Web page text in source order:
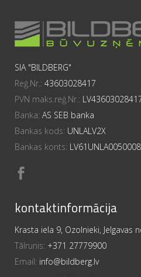
SIA "BILDBERG"
Reģ.Nr.: 43603028417
PVN maks.reģ.Nr.:
Banka: AS SEB banka
Bankas kods: UNLALV2X
Bankas konts:
kontaktinformācija
Krasta iela 9, Ozolnieki, Jelgavas
Tālrunis: +371 27779900
Email: info@bildberg.lv